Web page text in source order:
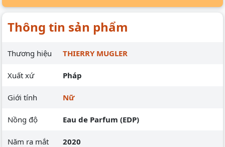
Thông tin sản phẩm
Thương hiệu THIERRY MUGLER
Xuất xứ Pháp
Giới tính Nữ
Nồng độ Eau de Parfum (EDP)
Năm ra mắt 2020